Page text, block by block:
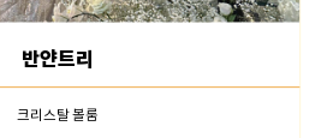
반얀트리
크리스탈 볼룸